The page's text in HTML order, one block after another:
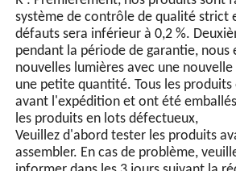
circuits
plusieurs
obtenu
de
4.Quels services pouvons-nous fournir ?
Conditions de livraison acceptées :
Devise de paiement acceptée : USD,
Type de paiement accepté : T/T, L/C.
Langue parlée : anglais, chinois
5.Garantie
R : Premièrement, nos produits sont
système de contrôle de qualité strict